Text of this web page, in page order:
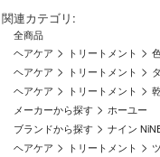
関連カテゴリ:
全商品
ヘアケア > トリートメント >
ヘアケア > トリートメント >
ヘアケア > トリートメント >
メーカーから探す >ホーユー
ブランドから探す >ナイン
ヘアケア > トリートメント >